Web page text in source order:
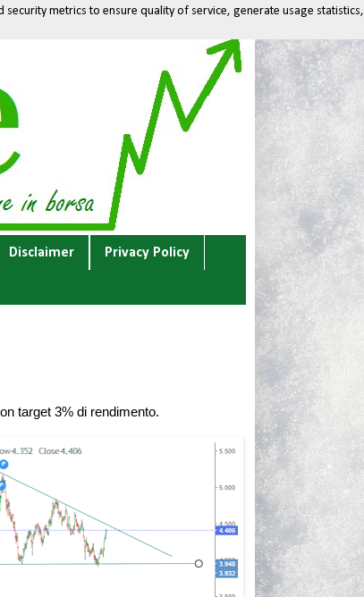
Disclaimer Privacy Policy
target 3% di rendimento.
metrics to ensure quality of service, generate usage statistics,